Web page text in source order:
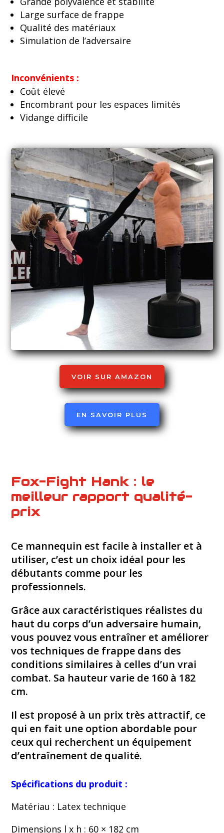
Large surface de frappe
Qualité des matériaux
Simulation de l’adversaire
Inconvénients :
Coût élevé
Encombrant pour les espaces limités
Vidange difficile
VOIR SUR AMAZON
EN SAVOIR PLUS
Fox-Fight Hank : le
meilleur rapport qualité-
prix
Ce mannequin est facile à installer et à
utiliser, c’est un choix idéal pour les
débutants comme pour les
professionnels.
Grâce aux caractéristiques réalistes du
haut du corps d’un adversaire humain,
vous pouvez vous entraîner et améliorer
vos techniques de frappe dans des
conditions similaires à celles d’un vrai
combat. Sa hauteur varie de 160 à 182
cm.
Il est proposé à un prix très attractif, ce
qui en fait une option abordable pour
ceux qui recherchent un équipement
d’entraînement de qualité.
Spécifications du produit :
Matériau : Latex technique
Dimensions l x h : 60 × 182 cm